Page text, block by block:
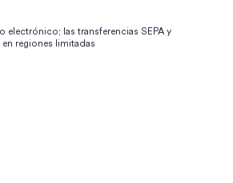
electrónico; las transferencias SEPA y
regiones limitadas